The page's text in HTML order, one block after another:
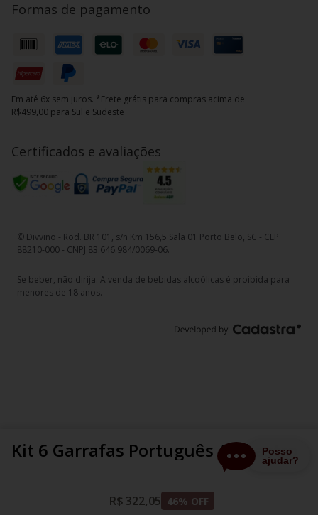
Kit 6 Garrafas Português Alabastro
R$ 322,05 46% OFF
Formas de pagamento
Em até 6x sem juros. *Frete grátis para compras acima de
R$499,00 para Sul e Sudeste
Certificados e avaliações
© Divvino - Rod. BR 101, s/n Km 156,5 Sala 01 Porto Belo, SC - CEP
88210-000 - CNPJ 83.646.984/0069-06.
Se beber, não dirija. A venda de bebidas alcoólicas é proibida para
menores de 18 anos.